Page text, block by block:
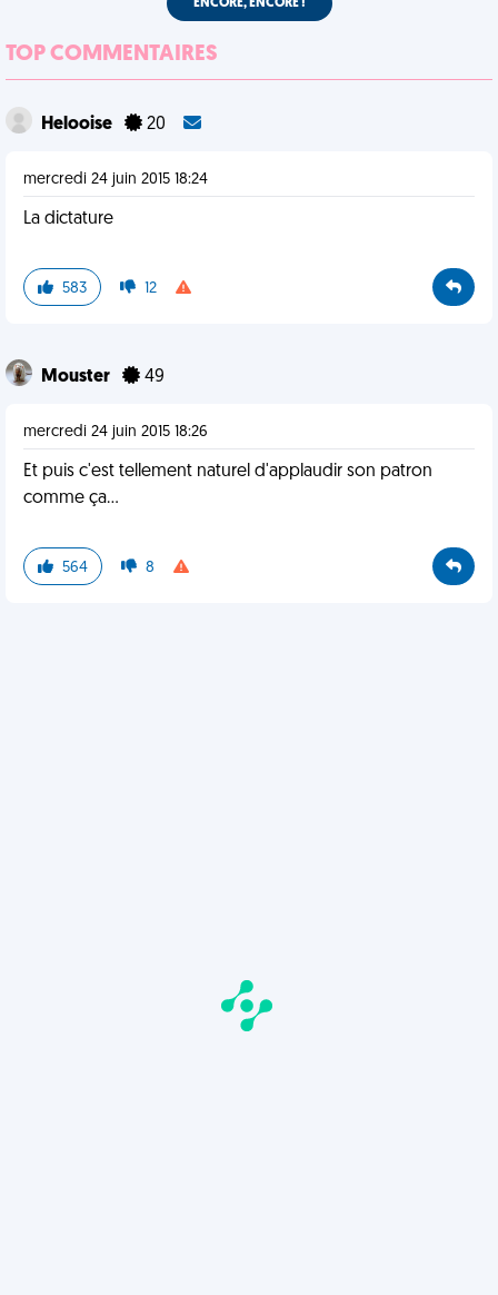
ENCORE, ENCORE !
TOP COMMENTAIRES
Helooise 20
mercredi 24 juin 2015 18:24
La dictature
583 12
Mouster 49
mercredi 24 juin 2015 18:26
Et puis c'est tellement naturel d'applaudir son patron
comme ça...
564 8